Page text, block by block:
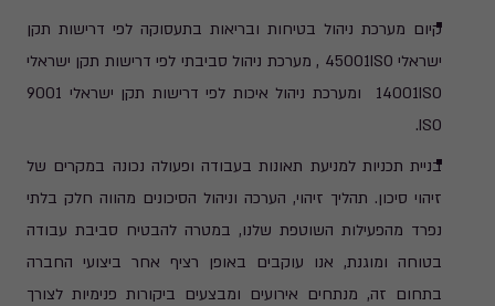
קיום מערכת ניהול בטיחות ובריאות בתעסוקה לפי דרישות תקן
ישראלי 45001ISO , מערכת ניהול סביבתי לפי דרישות תקן ישראלי
14001ISO ומערכת ניהול איכות לפי דרישות תקן ישראלי 9001
ISO.
בניית תכניות למניעת תאונות בעבודה ופעולה נכונה במקרים של
זיהוי סיכון. תהליך זיהוי, הערכה וניהול הסיכונים מהווה חלק בלתי
נפרד מהפעילות השוטפת שלנו, במטרה להבטיח סביבת עבודה
בטוחה ומוגנת, אנו עוקבים באופן רציף אחר ביצועי החברה
בתחום זה, מנתחים אירועים ומבצעים ביקורות פנימיות לצורך